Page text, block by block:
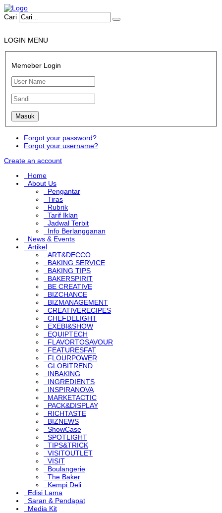
Cari
LOGIN MENU
Memeber Login
Forgot your password?
Forgot your username?
Create an account
Home
About Us
Pengantar
Tiras
Rubrik
Tarif Iklan
Jadwal Terbit
Info Berlangganan
News & Events
Artikel
ART&DECCO
BAKING SERVICE
BAKING TIPS
BAKERSPIRIT
BE CREATIVE
BIZCHANCE
BIZMANAGEMENT
CREATIVERECIPES
CHEFDELIGHT
EXEBI&SHOW
EQUIPTECH
FLAVORTOSAVOUR
FEATURESFAT
FLOURPOWER
GLOBITREND
INBAKING
INGREDIENTS
INSPIRANOVA
MARKETACTIC
PACK&DISPLAY
RICHTASTE
BIZNEWS
ShowCase
SPOTLIGHT
TIPS&TRICK
VISITOUTLET
VISIT
Boulangerie
The Baker
Kempi Deli
Edisi Lama
Saran & Pendapat
Media Kit